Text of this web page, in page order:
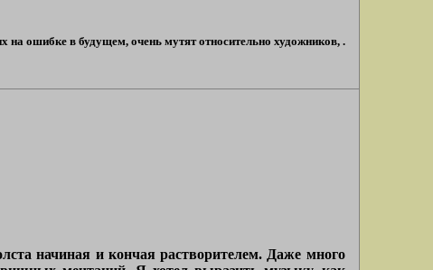
ошибке в будущем, очень мутят относительно художников, .
начиная и кончая растворителем. Даже много